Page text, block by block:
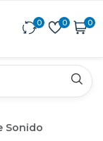
0 0 0
Sonido